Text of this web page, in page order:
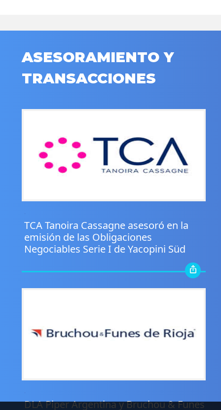
ASESORAMIENTO Y
TRANSACCIONES
TCA Tanoira Cassagne asesoró en la
emisión de las Obligaciones
Negociables Serie I de Yacopini Süd
DLA Piper Argentina y Bruchou & Funes